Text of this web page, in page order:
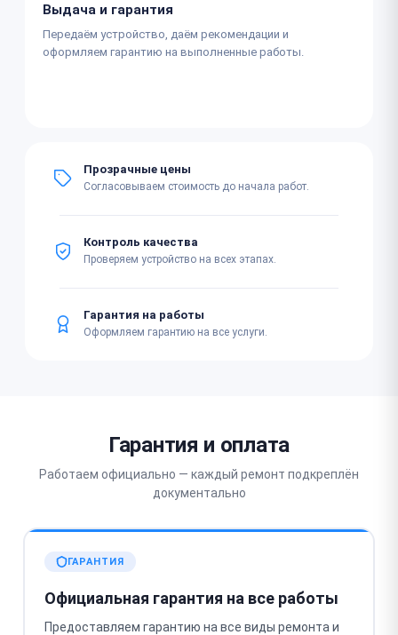
Выдача и гарантия
Передаём устройство, даём рекомендации и
оформляем гарантию на выполненные работы.
Прозрачные цены
Согласовываем стоимость до начала работ.
Контроль качества
Проверяем устройство на всех этапах.
Гарантия на работы
Оформляем гарантию на все услуги.
Гарантия и оплата
Работаем официально — каждый ремонт подкреплён
документально
ГАРАНТИЯ
Официальная гарантия на все работы
Предоставляем гарантию на все виды ремонта и